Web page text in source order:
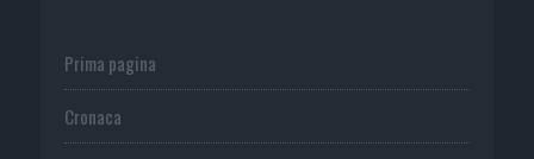
Prima pagina
Cronaca